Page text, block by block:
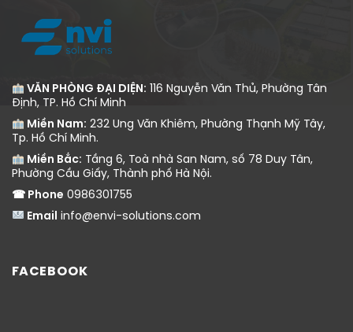
VĂN PHÒNG ĐẠI DIỆN: 116 Nguyễn Văn Thủ, Phường Tân
Định, TP. Hồ Chí Minh
Miền Nam: 232 Ung Văn Khiêm, Phường Thạnh Mỹ Tây,
Tp. Hồ Chí Minh.
Miền Bắc: Tầng 6, Toà nhà San Nam, số 78 Duy Tân,
Phường Cầu Giấy, Thành phố Hà Nội.
☎ Phone 0986301755
Email info@envi-solutions.com
FACEBOOK